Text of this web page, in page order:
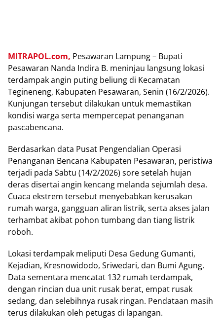
MITRAPOL.com, Pesawaran Lampung – Bupati
Pesawaran Nanda Indira B. meninjau langsung lokasi
terdampak angin puting beliung di Kecamatan
Tegineneng, Kabupaten Pesawaran, Senin (16/2/2026).
Kunjungan tersebut dilakukan untuk memastikan
kondisi warga serta mempercepat penanganan
pascabencana.
Berdasarkan data Pusat Pengendalian Operasi
Penanganan Bencana Kabupaten Pesawaran, peristiwa
terjadi pada Sabtu (14/2/2026) sore setelah hujan
deras disertai angin kencang melanda sejumlah desa.
Cuaca ekstrem tersebut menyebabkan kerusakan
rumah warga, gangguan aliran listrik, serta akses jalan
terhambat akibat pohon tumbang dan tiang listrik
roboh.
Lokasi terdampak meliputi Desa Gedung Gumanti,
Kejadian, Kresnowidodo, Sriwedari, dan Bumi Agung.
Data sementara mencatat 132 rumah terdampak,
dengan rincian dua unit rusak berat, empat rusak
sedang, dan selebihnya rusak ringan. Pendataan masih
terus dilakukan oleh petugas di lapangan.